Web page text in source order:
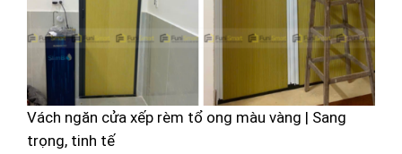
Vách ngăn cửa xếp rèm tổ ong màu vàng | Sang
trọng, tinh tế